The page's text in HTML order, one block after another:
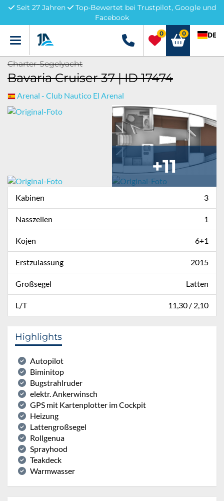
Seit 27 Jahren
Top-Bewertet bei Trustpilot, Google und
Facebook
Menü +49 5741 3222690
0 0 DE
Charter-Segelyacht
Bavaria Cruiser 37 | ID 17474
Arenal - Club Nautico El Arenal
+11
Kabinen 3
Nasszellen 1
Kojen 6+1
Erstzulassung 2015
Großsegel Latten
L/T 11,30 / 2,10
Highlights
Autopilot
Biminitop
Bugstrahlruder
elektr. Ankerwinsch
GPS mit Kartenplotter im Cockpit
Heizung
Lattengroßsegel
Rollgenua
Sprayhood
Teakdeck
Warmwasser